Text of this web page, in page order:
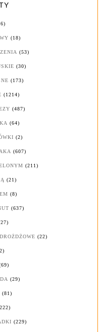
(18)
(53)
(30)
(173)
(1214)
(487)
(64)
(2)
(607)
(211)
(21)
(8)
(637)
(22)
(29)
(81)
(229)